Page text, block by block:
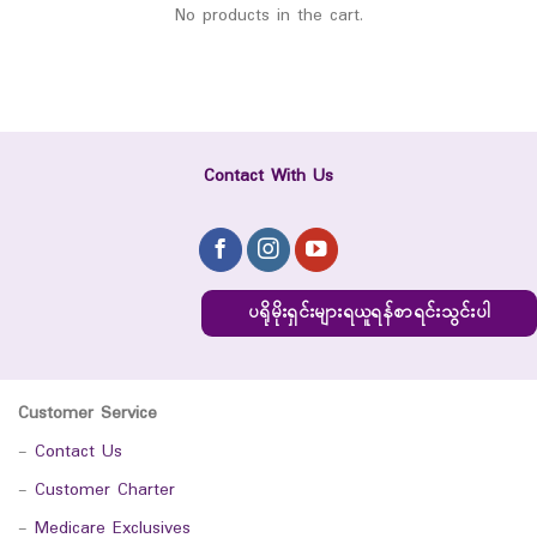
No products in the cart.
Contact With Us
ပရိုမိုးရှင်းများရယူရန်စာရင်းသွင်းပါ
Customer Service
- Contact Us
- Customer Charter
- Medicare Exclusives